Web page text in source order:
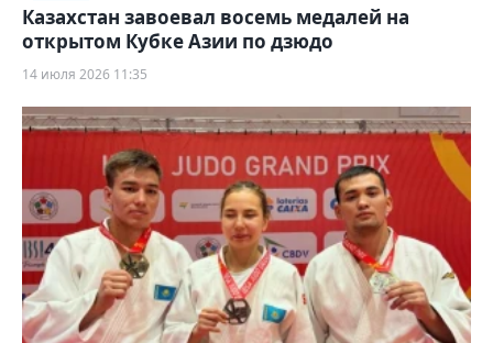
Казахстан завоевал восемь медалей на
открытом Кубке Азии по дзюдо
14 июля 2026 11:35